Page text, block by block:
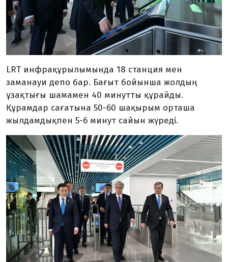
LRT инфрақұрылымында 18 станция мен
заманауи депо бар. Бағыт бойынша жолдың
ұзақтығы шамамен 40 минутты құрайды.
Құрамдар сағатына 50-60 шақырым орташа
жылдамдықпен 5-6 минут сайын жүреді.